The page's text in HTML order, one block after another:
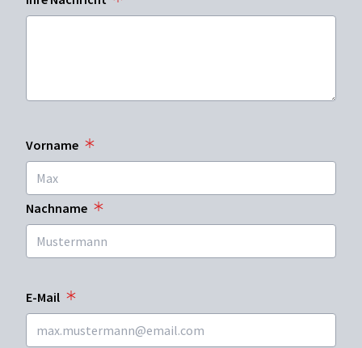
Vorname
Nachname
E-Mail